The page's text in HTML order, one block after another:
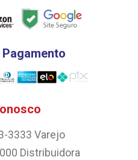
3333 Varejo
Distribuidora